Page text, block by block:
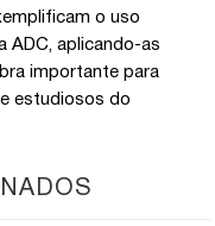
o uso
ADC, aplicando-as
importante para
estudiosos do